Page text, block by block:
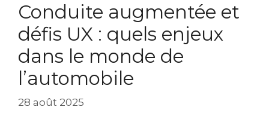
contenu
Conduite augmentée et
défis UX : quels enjeux
dans le monde de
l’automobile
28 août 2025